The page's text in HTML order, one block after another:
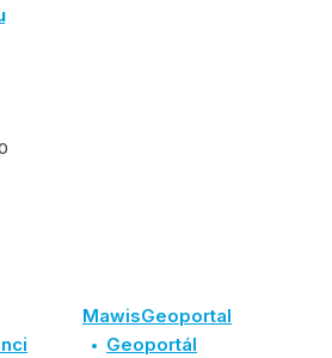
MawisGeoportal
Geoportál